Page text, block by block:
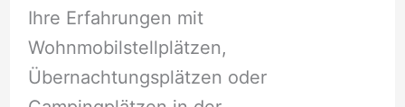
Ihre Erfahrungen mit
Wohnmobilstellplätzen,
Übernachtungsplätzen oder